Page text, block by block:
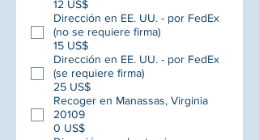
12 US$
Dirección en EE. UU. - por FedEx
(no se requiere firma)
15 US$
Dirección en EE. UU. - por FedEx
(se requiere firma)
25 US$
Recoger en Manassas, Virginia
20109
0 US$